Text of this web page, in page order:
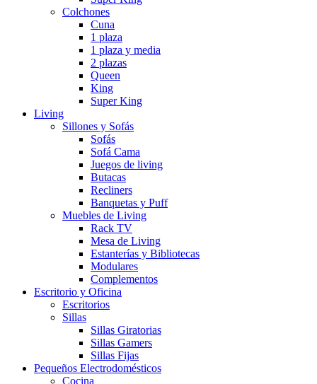
Colchones
Cuna
1 plaza
1 plaza y media
2 plazas
Queen
King
Super King
Living
Sillones y Sofás
Sofás
Sofá Cama
Juegos de living
Butacas
Recliners
Banquetas y Puff
Muebles de Living
Rack TV
Mesa de Living
Estanterías y Bibliotecas
Modulares
Complementos
Escritorio y Oficina
Escritorios
Sillas
Sillas Giratorias
Sillas Gamers
Sillas Fijas
Pequeños Electrodomésticos
Cocina